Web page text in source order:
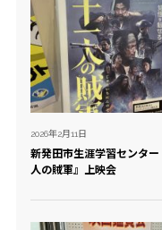
2026年2月11日
新発田市生涯学習センター
人の賊軍』上映会